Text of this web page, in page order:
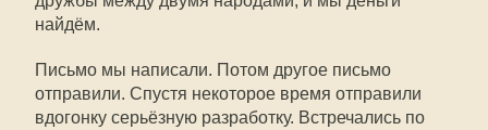
найдём.
Письмо мы написали. Потом другое письмо
отправили. Спустя некоторое время отправили
вдогонку серьёзную разработку. Встречались по